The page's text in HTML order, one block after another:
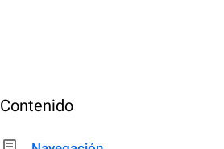
Contenido